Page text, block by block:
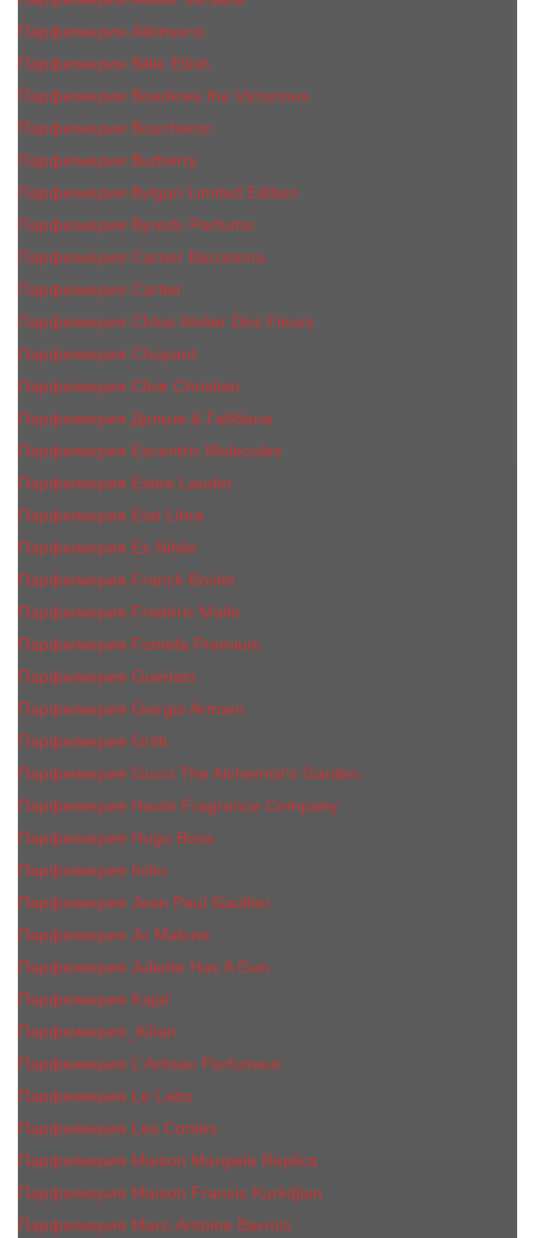
Парфюмерия Atkinsons
Парфюмерия Billie Eilish
Парфюмерия Boadicea the Victorious
Парфюмерия Boucheron
Парфюмерия Burberry
Парфюмерия Bvlgari Limited Edition
Парфюмерия Byredo Parfums
Парфюмерия Carner Barcelona
Парфюмерия Cartier
Парфюмерия Chloe Atelier Des Fleurs
Парфюмерия Сhopard
Парфюмерия Clive Christian
Парфюмерия Дольче & Габбана
Парфюмерия Escentric Molecules
Парфюмерия Estee Lаudеr
Парфюмерия Etat Libre
Парфюмерия Ex Nihilo
Парфюмерия Franck Boclet
Парфюмерия Frеderic Mаlle
Парфюмерия Fontela Premium
Парфюмерия Guerlain
Парфюмерия Giorgio Armani
Парфюмерия Gritti
Парфюмерия Gucci The Alchemist’s Garden.
Парфюмерия Haute Fragrance Company
Парфюмерия Hugo Boss
Парфюмерия Initio
Парфюмерия Jean Paul Gaultier
Парфюмерия Jо Malоnе
Парфюмерия Juliette Has A Gun
Парфюмерия Kajal
Парфюмерия_КiIiаn
Парфюмерия L'Artisan Parfumeur
Парфюмерия Le Labo
Парфюмерия Les Contes
Парфюмерия Maison Margiela Replica
Парфюмерия Maison Francis Kurkdjian
Парфюмерия Marc-Antoine Barrois